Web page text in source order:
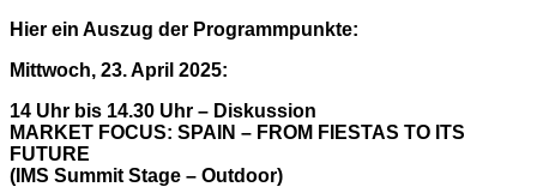
Hier ein Auszug der Programmpunkte:
Mittwoch, 23. April 2025:
14 Uhr bis 14.30 Uhr – Diskussion
MARKET FOCUS: SPAIN – FROM FIESTAS TO ITS
FUTURE
(IMS Summit Stage – Outdoor)